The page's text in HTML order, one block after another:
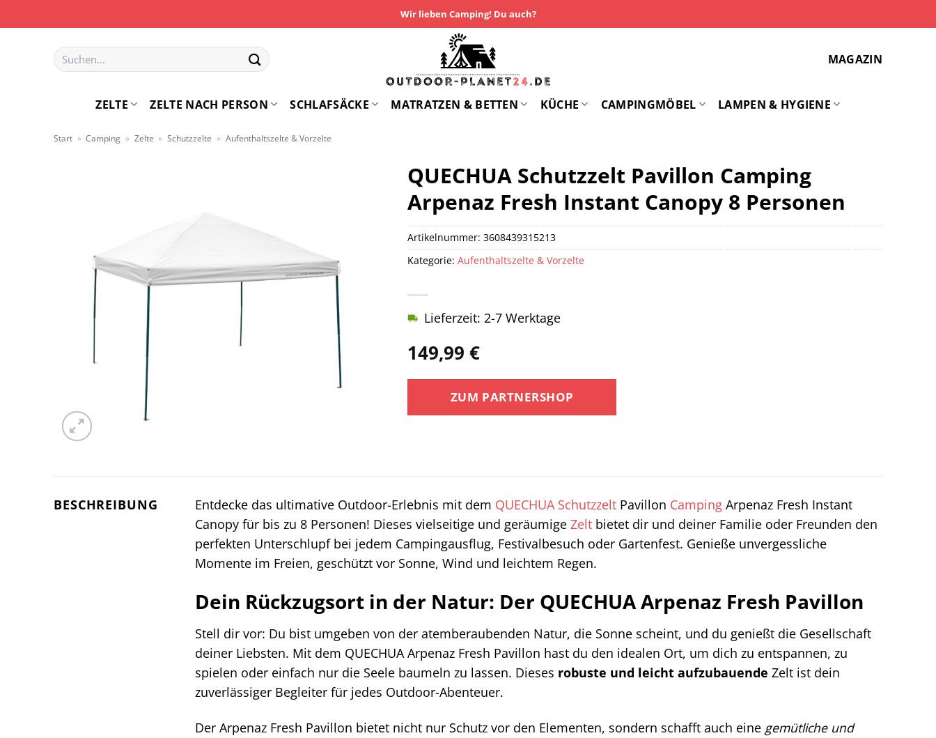
Inhalt
Wir lieben Camping! Du auch?
Suchen
nach:
MAGAZIN
ZELTE ZELTE NACH PERSON SCHLAFSÄCKE MATRATZEN & BETTEN KÜCHE CAMPINGMÖBEL LAMPEN & HYGIENE
Start » Camping » Zelte » Schutzzelte » Aufenthaltszelte & Vorzelte
QUECHUA Schutzzelt Pavillon Camping
Arpenaz Fresh Instant Canopy 8 Personen
149,99€
Lieferzeit: 2-7 Werktage
ZUM PARTNERSHOP
Artikelnummer:3608439315213
Kategorie:Aufenthaltszelte & Vorzelte
BESCHREIBUNG Entdecke das ultimative Outdoor-Erlebnis mit dem QUECHUA Schutzzelt Pavillon Camping Arpenaz Fresh Instant
Canopy für bis zu 8 Personen! Dieses vielseitige und geräumigeZelt bietet dir und deiner Familie oder Freunden den
perfekten Unterschlupf bei jedem Campingausflug, Festivalbesuch oder Gartenfest. Genieße unvergessliche
Momente im Freien, geschützt vor Sonne, Wind und leichtem Regen.
Dein Rückzugsort in der Natur: Der QUECHUA Arpenaz Fresh Pavillon
Stell dir vor: Du bist umgeben von der atemberaubenden Natur, die Sonne scheint, und du genießt die Gesellschaft
deiner Liebsten. Mit dem QUECHUA Arpenaz Fresh Pavillon hast du den idealen Ort, um dich zu entspannen, zu
spielen oder einfach nur die Seele baumeln zu lassen. Dieses robuste und leicht aufzubauende Zelt ist dein
zuverlässiger Begleiter für jedes Outdoor-Abenteuer.
Der Arpenaz Fresh Pavillon bietet nicht nur Schutz vor den Elementen, sondern schafft auch eine gemütliche und